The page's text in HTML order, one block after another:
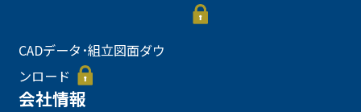
CADデータ･組立図面ダウ
ンロード
会社情報